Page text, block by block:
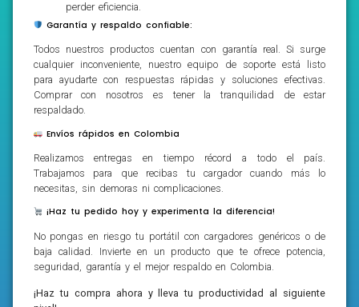
perder eficiencia.
Garantía y respaldo confiable:
Todos nuestros productos cuentan con garantía real. Si surge
cualquier inconveniente, nuestro equipo de soporte está listo
para ayudarte con respuestas rápidas y soluciones efectivas.
Comprar con nosotros es tener la tranquilidad de estar
respaldado.
Envíos rápidos en Colombia
Realizamos entregas en tiempo récord a todo el país.
Trabajamos para que recibas tu cargador cuando más lo
necesitas, sin demoras ni complicaciones.
¡Haz tu pedido hoy y experimenta la diferencia!
No pongas en riesgo tu portátil con cargadores genéricos o de
baja calidad. Invierte en un producto que te ofrece potencia,
seguridad, garantía y el mejor respaldo en Colombia.
¡Haz tu compra ahora y lleva tu productividad al siguiente